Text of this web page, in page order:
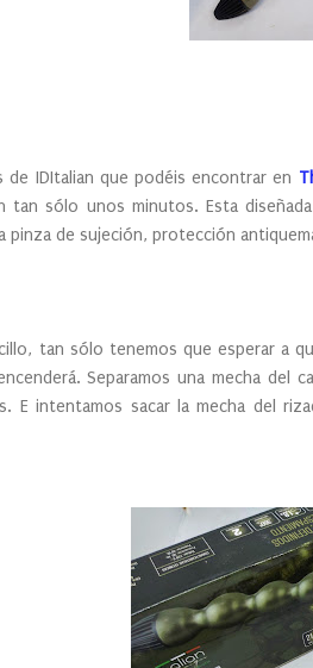
de IDItalian que podéis encontrar en
tan sólo unos minutos. Esta
pinza de sujeción, protección
tan sólo tenemos que esperar a
Separamos una mecha del
E intentamos sacar la mecha del